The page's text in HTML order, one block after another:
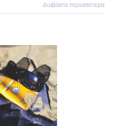
Διαβάστε περισσότερα